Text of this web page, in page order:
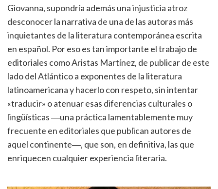
Giovanna, supondría además una injusticia atroz
desconocer la narrativa de una de las autoras más
inquietantes de la literatura contemporánea escrita
en español. Por eso es tan importante el trabajo de
editoriales como Aristas Martínez, de publicar de este
lado del Atlántico a exponentes de la literatura
latinoamericana y hacerlo con respeto, sin intentar
«traducir» o atenuar esas diferencias culturales o
lingüísticas ―una práctica lamentablemente muy
frecuente en editoriales que publican autores de
aquel continente―, que son, en definitiva, las que
enriquecen cualquier experiencia literaria.